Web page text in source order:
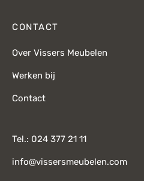
CONTACT
Over Vissers Meubelen
Werken bij
Contact
Tel.: 024 377 21 11
info@vissersmeubelen.com